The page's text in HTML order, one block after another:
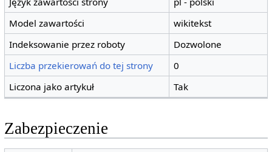
Model zawartości
wikitekst
Indeksowanie przez roboty
Dozwolone
Liczba przekierowań do tej strony
0
Liczona jako artykuł
Tak
Zabezpieczenie